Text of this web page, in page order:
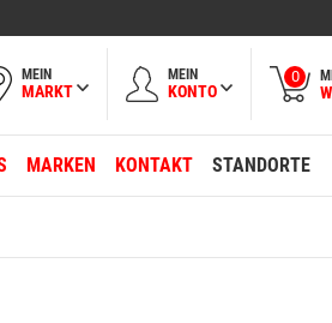
MEIN
MARKT
MEIN
KONTO
0
MARKEN KONTAKT STANDORTE